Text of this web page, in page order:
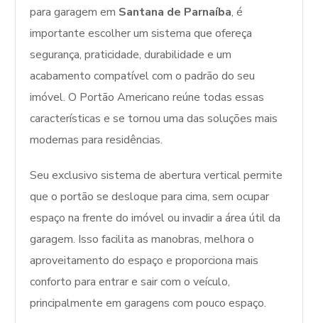
para garagem em Santana de Parnaíba, é
importante escolher um sistema que ofereça
segurança, praticidade, durabilidade e um
acabamento compatível com o padrão do seu
imóvel. O Portão Americano reúne todas essas
características e se tornou uma das soluções mais
modernas para residências.
Seu exclusivo sistema de abertura vertical permite
que o portão se desloque para cima, sem ocupar
espaço na frente do imóvel ou invadir a área útil da
garagem. Isso facilita as manobras, melhora o
aproveitamento do espaço e proporciona mais
conforto para entrar e sair com o veículo,
principalmente em garagens com pouco espaço.